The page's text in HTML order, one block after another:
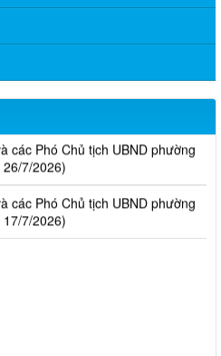
Phó Chủ tịch UBND phường
8/2026)
các Phó Chủ tịch UBND phường
7/2026)
các Phó Chủ tịch UBND phường
7/2026)
các Phó Chủ tịch UBND phường
7/2026)